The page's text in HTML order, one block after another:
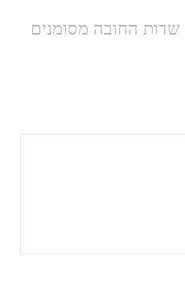
שדות החובה מסומנים